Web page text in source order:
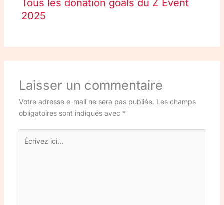
Tous les donation goals du Z Event
2025
Laisser un commentaire
Votre adresse e-mail ne sera pas publiée. Les champs
obligatoires sont indiqués avec *
ici…